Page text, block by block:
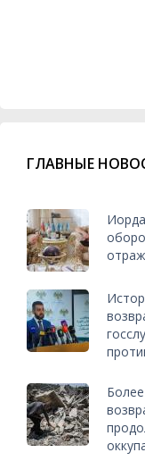
ГЛАВНЫЕ